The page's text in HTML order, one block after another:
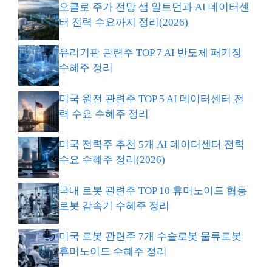
오클로 주가 전망 샘 알트먼과 AI 데이터센
터 전력 수요까지 정리(2026)
유리기판 관련주 TOP 7 AI 반도체 패키징
수혜주 정리
미국 원전 관련주 TOP 5 AI 데이터센터 전
력 수요 수혜주 정리
미국 전력주 추천 5개 AI 데이터센터 전력
수요 수혜주 정리(2026)
국내 로봇 관련주 TOP 10 휴머노이드 협동
로봇 감속기 수혜주 정리
미국 로봇 관련주 7개 수술로봇 물류로봇
휴머노이드 수혜주 정리